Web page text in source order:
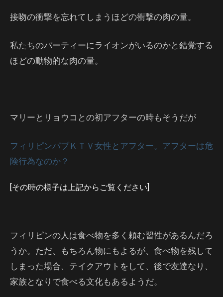
接吻の衝撃を忘れてしまうほどの衝撃の肉の量。
私たちのパーティーにライオンがいるのかと錯覚する
ほどの動物的な肉の量。
マリーとリョウコとの初アフターの時もそうだが
フィリピンパブＫＴＶ女性とアフター。アフターは危
険行為なのか？
[その時の様子は上記からご覧ください]
フィリピンの人は食べ物を多く頼む習性があるんだろ
うか。ただ、もちろん物にもよるが、食べ物を残して
しまった場合、テイクアウトをして、後で友達なり、
家族となりで食べる文化もあるようだ。